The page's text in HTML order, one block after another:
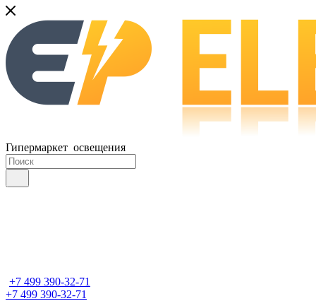
Гипермаркет освещения
+7 499 390-32-71
+7 499 390-32-71